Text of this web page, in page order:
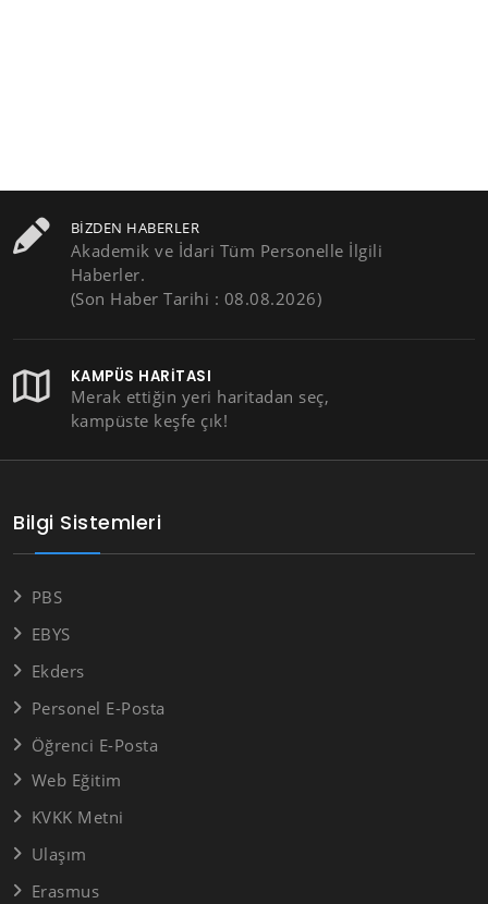
BIZDEN HABERLER
Akademik ve İdari Tüm Personelle İlgili
Haberler.
(Son Haber Tarihi : 08.08.2026)
KAMPÜS HARITASI
Merak ettiğin yeri haritadan seç,
kampüste keşfe çık!
Bilgi Sistemleri
PBS
EBYS
Ekders
Personel E-Posta
Öğrenci E-Posta
Web Eğitim
KVKK Metni
Ulaşım
Erasmus